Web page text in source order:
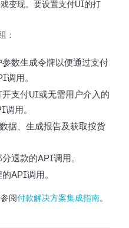
变现。要设置支付UI的打
：
数生成令牌以便通过支付
调用。
支付UI或无需用户介入的
调用。
据、生成报告及获取按货
退款的API调用。
API调用。
阅 付款解决方案集成指南。